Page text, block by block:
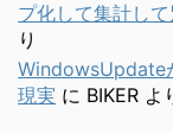
プ化して集計し
り
WindowsUpdate
現実 に BIKER よ